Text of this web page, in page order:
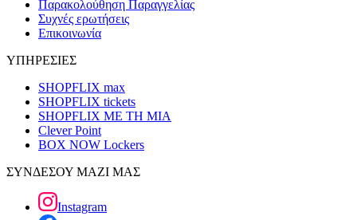
Παρακολούθηση Παραγγελίας
Συχνές ερωτήσεις
Επικοινωνία
ΥΠΗΡΕΣΙΕΣ
SHOPFLIX max
SHOPFLIX tickets
SHOPFLIX ΜΕ ΤΗ ΜΙΑ
Clever Point
BOX NOW Lockers
ΣΥΝΔΕΣΟΥ ΜΑΖΙ ΜΑΣ
Instagram